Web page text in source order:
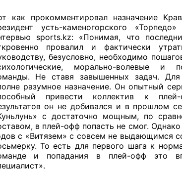
как прокомментировал назначение
усть-каменогорского
sports.kz: «Понимая, что
провалил и фактически
безусловно, необходимо
морально-волевые и
Не ставя завышенных задач.
разумное назначение. Он опытный
привести коллектив к
он не добивался и в прошлом
с достаточно мощным, по
в плей-офф попасть не смог.
с «Витязем» с совсем не выдающимся
То есть для первого шага к
и попадания в плей-офф это